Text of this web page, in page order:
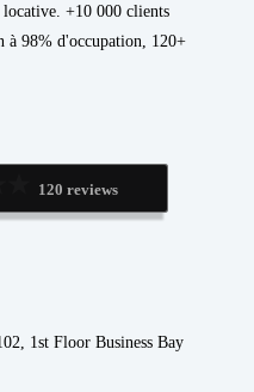
+10 000 clients
à 98% d'occupation, 120+
120 reviews
1st Floor Business Bay